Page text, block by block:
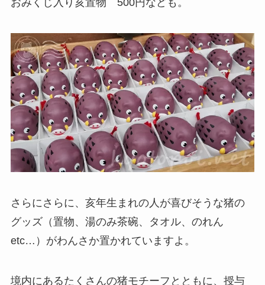
おみくじ入り亥置物 500円なども。
さらにさらに、亥年生まれの人が喜びそうな猪の
グッズ（置物、湯のみ茶碗、タオル、のれん
etc…）がわんさか置かれていますよ。
境内にあるたくさんの猪モチーフとともに、授与